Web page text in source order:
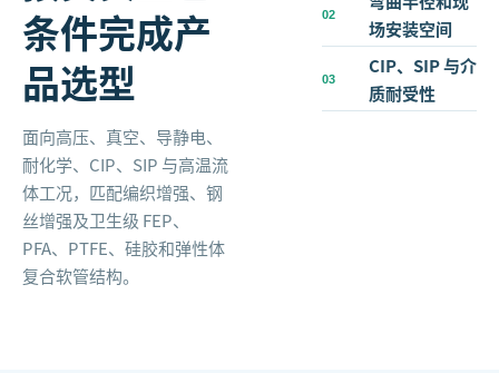
条件完成产
品选型
面向高压、真空、导静电、
耐化学、CIP、SIP 与高温流
体工况，匹配编织增强、钢
丝增强及卫生级 FEP、
PFA、PTFE、硅胶和弹性体
复合软管结构。
02
场安装空间
03
CIP、SIP 与介
质耐受性